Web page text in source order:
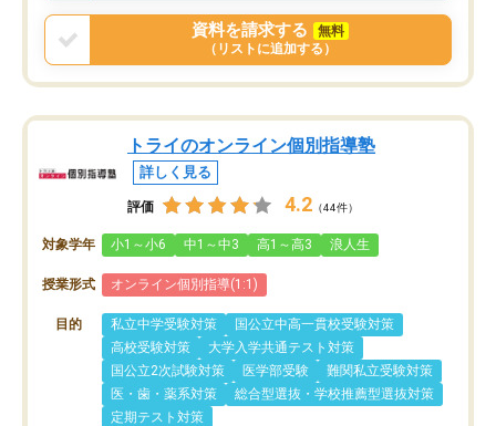
資料を請求する
無料
（リストに追加する）
トライのオンライン個別指導塾
詳しく見る
評価 4.2 （44件）
対象学年 小1～小6 中1～中3 高1～高3 浪人生
授業形式 オンライン個別指導(1:1)
目的 私立中学受験対策
国公立中高一貫校受験対策
高校受験対策
大学入学共通テスト対策
国公立2次試験対策
医学部受験
難関私立受験対策
医・歯・薬系対策
総合型選抜・学校推薦型選抜対策
定期テスト対策